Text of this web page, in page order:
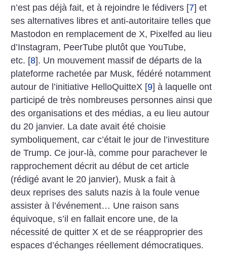
n’est pas déjà fait, et à rejoindre le fédivers [7] et
ses alternatives libres et anti-autoritaire telles que
Mastodon en remplacement de X, Pixelfed au lieu
d’Instagram, PeerTube plutôt que YouTube,
etc. [8]. Un mouvement massif de départs de la
plateforme rachetée par Musk, fédéré notamment
autour de l’initiative Hello­QuitteX [9] à laquelle ont
participé de très nombreuses personnes ainsi que
des organisations et des médias, a eu lieu autour
du 20 janvier. La date avait été choisie
symboliquement, car c’était le jour de l’investiture
de Trump. Ce jour-là, comme pour parachever le
rapprochement décrit au début de cet article
(rédigé avant le 20 janvier), Musk a fait à
deux reprises des saluts nazis à la foule venue
assister à l’événement… Une raison sans
équivoque, s’il en fallait encore une, de la
nécessité de quitter X et de se réapproprier des
espaces ­d’échanges réellement démocratiques.